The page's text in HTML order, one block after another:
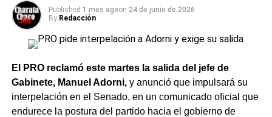
Published 1 mes agoon 24 de junio de 2026
By Redacción
El PRO reclamó este martes la salida del jefe de
Gabinete, Manuel Adorni,y anunció que impulsará su
interpelación en el Senado, en un comunicado oficial que
endurece la postura del partido hacia el gobierno de